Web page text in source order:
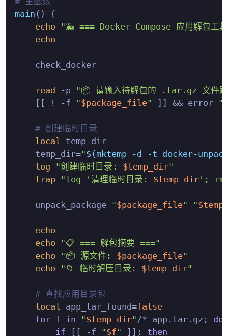
main () {
echo
"🐳 === Docker Compose 应用解包工
echo
    check_docker
read -p "📦 请输入待解包的 .tar.gz 文件
    [[ ! -f
"$package_file" ]] && error "
# 创建临时目录
local
temp_dir
    temp_dir=
"$(mktemp -d -t docker-unpack-
log
"创建临时目录: $temp_dir"
trap
"log '清理临时目录: $temp_dir';
    unpack_package
"$package_file" "
echo
echo
"📋 === 解包摘要 ==="
echo
"📦 源文件: $package_file"
echo
"📁 临时解压目录: $temp_dir"
# 查找应用目录包
local
app_tar_found=false
for f in "$temp_dir" /*_app.tar.gz; do
if [[ -f "$f" ]]; then